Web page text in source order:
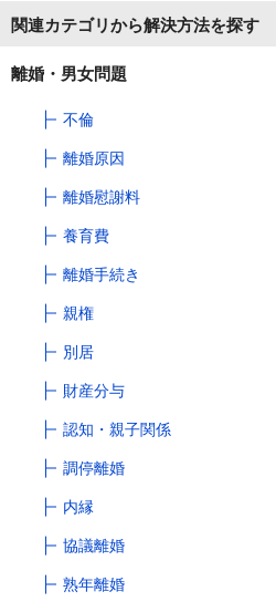
関連カテゴリから解決方法を探す
離婚・男女問題
不倫
離婚原因
離婚慰謝料
養育費
離婚手続き
親権
別居
財産分与
認知・親子関係
調停離婚
内縁
協議離婚
熟年離婚